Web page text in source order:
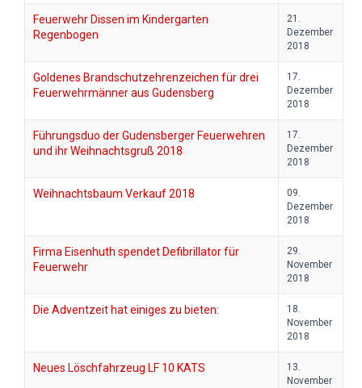
Feuerwehr Dissen im Kindergarten
Regenbogen
21.
Dezember
2018
Goldenes Brandschutzehrenzeichen für drei
Feuerwehrmänner aus Gudensberg
17.
Dezember
2018
Führungsduo der Gudensberger Feuerwehren
und ihr Weihnachtsgruß 2018
17.
Dezember
2018
Weihnachtsbaum Verkauf 2018
09.
Dezember
2018
Firma Eisenhuth spendet Defibrillator für
Feuerwehr
29.
November
2018
Die Adventzeit hat einiges zu bieten:
18.
November
2018
Neues Löschfahrzeug LF 10 KATS
13.
November